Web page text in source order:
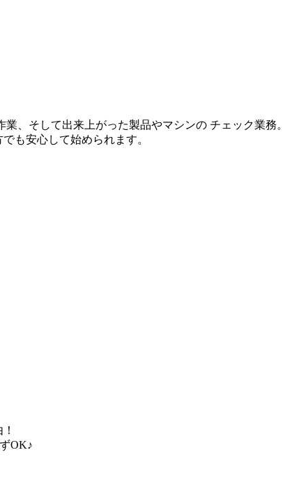
、そして出来上がった製品やマシンの チェック業務。
も安心して始められます。
OK♪